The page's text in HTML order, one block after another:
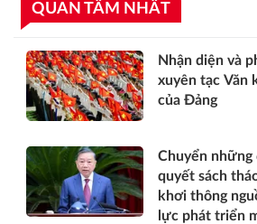
QUAN TÂM NHẤT
Nhận diện và
xuyên tạc Văn
của Đảng
Chuyển
quyết sách
khơi thông
lực phát triển